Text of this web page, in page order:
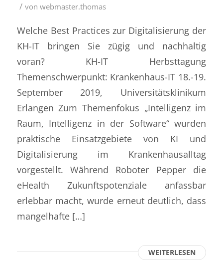
/ von webmaster.thomas
Welche Best Practices zur Digitalisierung der
KH-IT bringen Sie zügig und nachhaltig
voran? KH-IT Herbsttagung
Themenschwerpunkt: Krankenhaus-IT 18.-19.
September 2019, Universitätsklinikum
Erlangen Zum Themenfokus „Intelligenz im
Raum, Intelligenz in der Software“ wurden
praktische Einsatzgebiete von KI und
Digitalisierung im Krankenhausalltag
vorgestellt. Während Roboter Pepper die
eHealth Zukunftspotenziale anfassbar
erlebbar macht, wurde erneut deutlich, dass
mangelhafte […]
WEITERLESEN